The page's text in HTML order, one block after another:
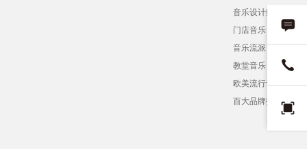
音乐设计师
门店音乐
音乐流派
教堂音乐
欧美流行音乐
百大品牌招募